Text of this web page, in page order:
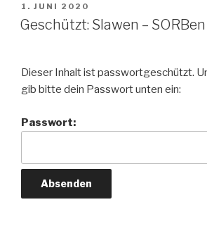
VERÖFFENTLICHT
AM
1. JUNI 2020
Geschützt: Slawen –
Dieser Inhalt ist passwortgeschützt.
gib bitte dein Passwort unten ein:
Passwort: